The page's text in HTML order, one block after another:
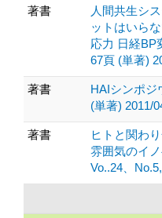
著書
人間共生シ
ットはいら
応力 日経BP
67頁 (単著)
著書
HAIシンポジ
(単著) 2011/
著書
ヒトと関わ
雰囲気のイ
Vo..24、